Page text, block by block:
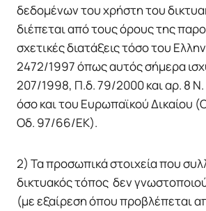
δεδομένων του χρήστη του
διέπεται από τους όρους της
σχετικές διατάξεις τόσο του
2472/1997 όπως αυτός σήμερα
207/1998, Π.δ. 79/2000 και αρ. 8
όσο και του Ευρωπαϊκού Δικαίου
Οδ. 97/66/ΕΚ).
2) Τα προσωπικά στοιχεία που
δικτυακός τόπος δεν
(με εξαίρεση όπου προβλέπεται